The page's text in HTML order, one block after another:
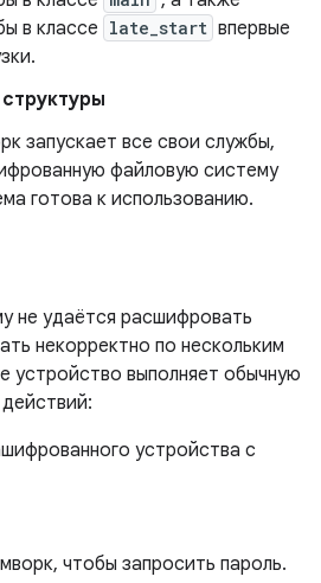
в классе late_start впервые
запускает все свои службы,
файловую систему
готова к использованию.
не удаётся расшифровать
некорректно по нескольким
устройство выполняет обычную
устройства с
чтобы запросить пароль.